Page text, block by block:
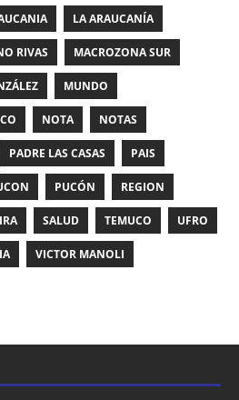
LA ARAUCANÍA
RIVAS MACROZONA SUR
MUNDO
NOTA NOTAS
PADRE LAS CASAS PAIS
PUCÓN REGION
SALUD TEMUCO UFRO
VICTOR MANOLI